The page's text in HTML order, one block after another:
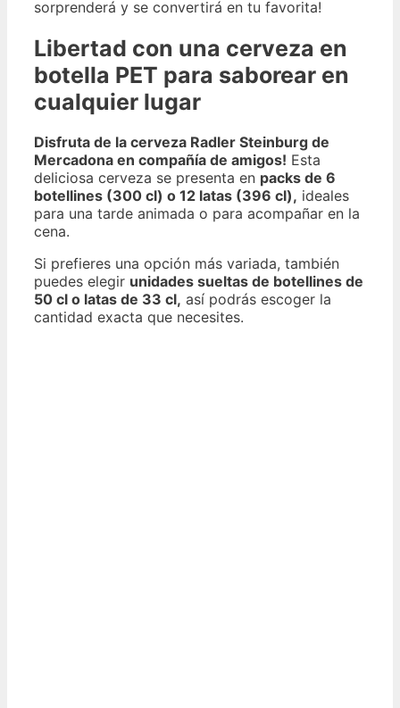
sorprenderá y se convertirá en tu favorita!
Libertad con una cerveza en
botella PET para saborear en
cualquier lugar
Disfruta de la cerveza Radler Steinburg de
Mercadona en compañía de amigos! Esta
deliciosa cerveza se presenta en packs de 6
botellines (300 cl) o 12 latas (396 cl), ideales
para una tarde animada o para acompañar en la
cena.
Si prefieres una opción más variada, también
puedes elegir unidades sueltas de botellines de
50 cl o latas de 33 cl, así podrás escoger la
cantidad exacta que necesites.